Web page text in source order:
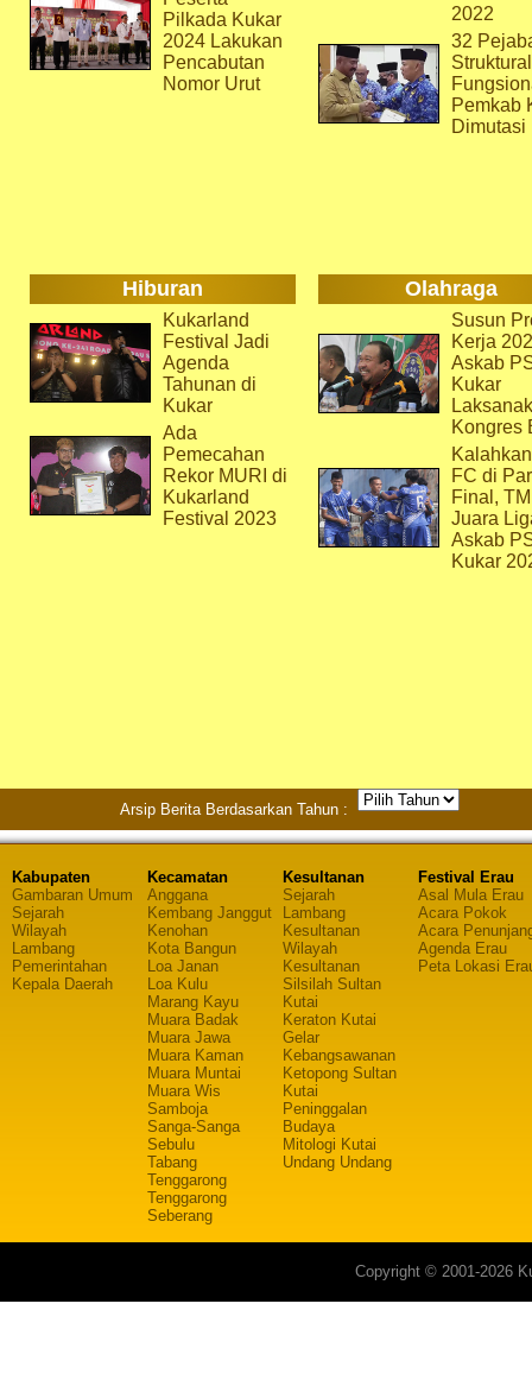
Pilkada Kukar
2024 Lakukan
Pencabutan
Nomor Urut
2022
32
Pemkab
Dimutasi
Hiburan Olahraga
Kukarland
Festival Jadi
Agenda
Tahunan di
Kukar
Ada
Pemecahan
Rekor MURI di
Kukarland
Festival 2023
Susun
Kerja
Askab
Kukar
Kongres
FC di
Final,
Juara
Askab
Kukar
Arsip Berita Berdasarkan Tahun :
Kabupaten
Gambaran Umum
Sejarah
Wilayah
Lambang
Pemerintahan
Kepala Daerah
Kecamatan
Anggana
Kembang Janggut
Kenohan
Kota Bangun
Loa Janan
Loa Kulu
Marang Kayu
Muara Badak
Muara Jawa
Muara Kaman
Muara Muntai
Muara Wis
Samboja
Sanga-Sanga
Sebulu
Tabang
Tenggarong
Tenggarong
Seberang
Kesultanan
Sejarah
Lambang
Kesultanan
Wilayah
Kesultanan
Silsilah Sultan
Kutai
Keraton Kutai
Gelar
Kebangsawanan
Ketopong Sultan
Kutai
Peninggalan
Budaya
Mitologi Kutai
Undang Undang
Festival Erau
Asal Mula Erau
Acara Pokok
Acara
Agenda Erau
Peta Lokasi
Copyright © 2001-2026